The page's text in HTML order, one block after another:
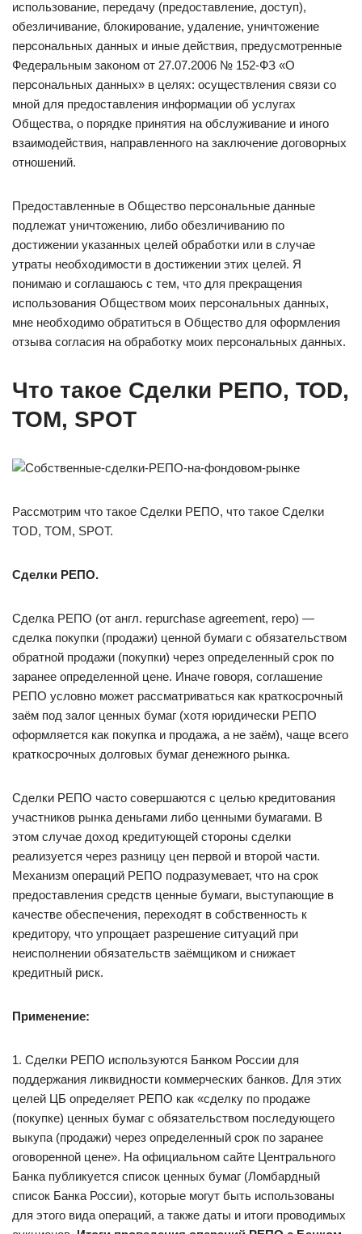
использование, передачу (предоставление, доступ),
обезличивание, блокирование, удаление, уничтожение
персональных данных и иные действия, предусмотренные
Федеральным законом от 27.07.2006 № 152-ФЗ «О
персональных данных» в целях: осуществления связи со
мной для предоставления информации об услугах
Общества, о порядке принятия на обслуживание и иного
взаимодействия, направленного на заключение договорных
отношений.
Предоставленные в Общество персональные данные
подлежат уничтожению, либо обезличиванию по
достижении указанных целей обработки или в случае
утраты необходимости в достижении этих целей. Я
понимаю и соглашаюсь с тем, что для прекращения
использования Обществом моих персональных данных,
мне необходимо обратиться в Общество для оформления
отзыва согласия на обработку моих персональных данных.
Что такое Сделки РЕПО, TOD,
TOM, SPOT
Рассмотрим что такое Сделки РЕПО, что такое Сделки
TOD, TOM, SPOT.
Сделки РЕПО.
Сделка РЕПО (от англ. repurchase agreement, repo) —
сделка покупки (продажи) ценной бумаги с обязательством
обратной продажи (покупки) через определенный срок по
заранее определенной цене. Иначе говоря, соглашение
РЕПО условно может рассматриваться как краткосрочный
заём под залог ценных бумаг (хотя юридически РЕПО
оформляется как покупка и продажа, а не заём), чаще всего
краткосрочных долговых бумаг денежного рынка.
Сделки РЕПО часто совершаются с целью кредитования
участников рынка деньгами либо ценными бумагами. В
этом случае доход кредитующей стороны сделки
реализуется через разницу цен первой и второй части.
Механизм операций РЕПО подразумевает, что на срок
предоставления средств ценные бумаги, выступающие в
качестве обеспечения, переходят в собственность к
кредитору, что упрощает разрешение ситуаций при
неисполнении обязательств заёмщиком и снижает
кредитный риск.
Применение:
1. Сделки РЕПО используются Банком России для
поддержания ликвидности коммерческих банков. Для этих
целей ЦБ определяет РЕПО как «сделку по продаже
(покупке) ценных бумаг с обязательством последующего
выкупа (продажи) через определенный срок по заранее
оговоренной цене». На официальном сайте Центрального
Банка публикуется список ценных бумаг (Ломбардный
список Банка России), которые могут быть использованы
для этого вида операций, а также даты и итоги проводимых